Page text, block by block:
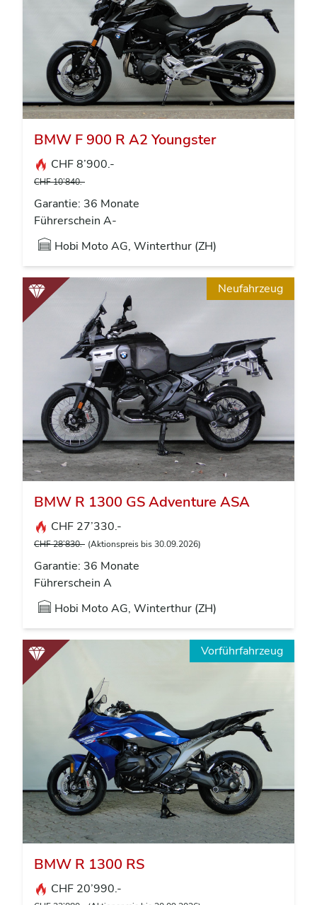
BMW F 900 R A2 Youngster
CHF 8’900.-
CHF 10’840.-
Garantie: 36 Monate
Führerschein A-
Hobi Moto AG, Winterthur (ZH)
Neufahrzeug
BMW R 1300 GS Adventure ASA
CHF 27’330.-
CHF 28’830.- (Aktionspreis bis 30.09.2026)
Garantie: 36 Monate
Führerschein A
Hobi Moto AG, Winterthur (ZH)
Vorführfahrzeug
BMW R 1300 RS
CHF 20’990.-